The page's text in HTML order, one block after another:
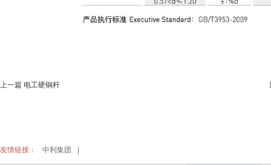
上一篇 电工硬铜杆
友情链接： 中利集团